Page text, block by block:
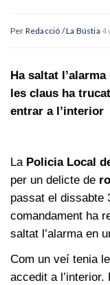
Per Redacció / La Bústia 4
Ha saltat
les claus ha
entrar a l’interior
La Policia Local
per un delicte de
passat el dissabte
comandament ha
saltat l’alarma en
Com un veí tenia
accedit a